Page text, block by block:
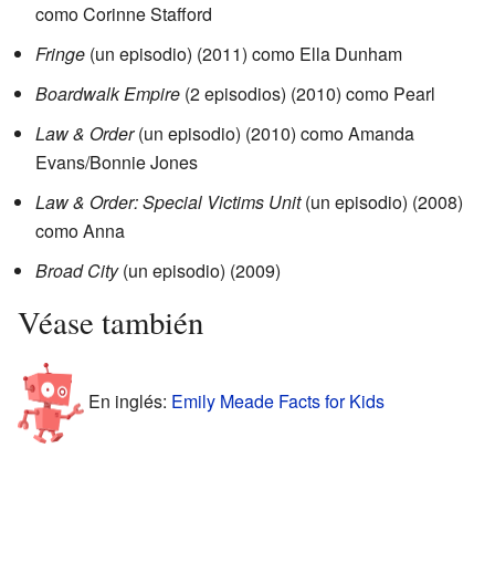
como Corinne Stafford
Fringe (un episodio) (2011) como Ella Dunham
Boardwalk Empire (2 episodios) (2010) como Pearl
Law & Order(un episodio) (2010) como Amanda
Evans/Bonnie Jones
Law & Order: Special Victims Unit(un episodio) (2008)
como Anna
Broad City(un episodio) (2009)
Véase también
En inglés: Emily Meade Facts for Kids